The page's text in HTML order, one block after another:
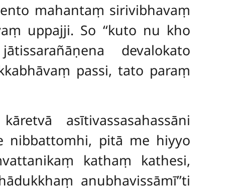
mahantaṃ sirivibhavaṃ
uppajji. So ‘‘kuto nu kho
devalokato
passi, tato paraṃ
asītivassasahassāni
nibbattomhi, pitā me hiyyo
kathaṃ kathesi,
anubhavissāmī’’ti